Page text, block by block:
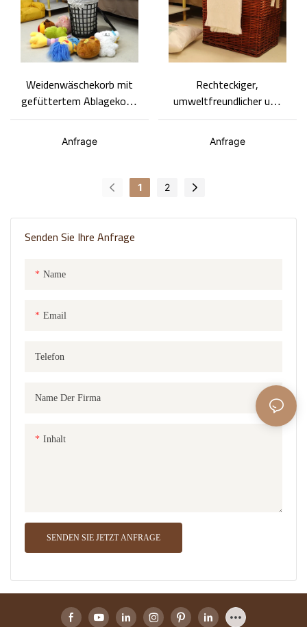
Senden Sie Ihre Anfrage
Name
Email
Telefon
Name Der Firma
Inhalt
SENDEN SIE JETZT ANFRAGE
Weidenwäschekorb mit
gefüttertem Ablagekorb,
hohlgewebtes Design,
Badezimmerkorb für
schmutzige Kleidung,
Anfrage
Rechteckiger,
umweltfreundlicher und
langlebiger Weiden-
Wäschekorb-Basket Gem
Anfrage
1 2